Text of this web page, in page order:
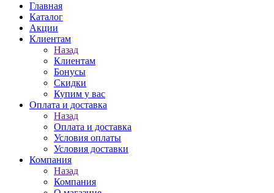
Главная
Каталог
Акции
Клиентам
Назад
Клиентам
Бонусы
Скидки
Купим у вас
Оплата и доставка
Назад
Оплата и доставка
Условия оплаты
Условия доставки
Компания
Назад
Компания